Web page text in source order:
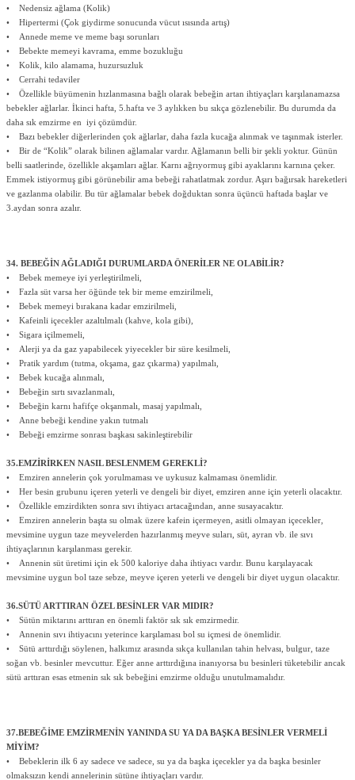
• Nedensiz ağlama (Kolik)
• Hipertermi (Çok giydirme sonucunda vücut ısısında artış)
• Annede meme ve meme başı sorunları
• Bebekte memeyi kavrama, emme bozukluğu
• Kolik, kilo alamama, huzursuzluk
• Cerrahi tedaviler
• Özellikle büyümenin hızlanmasına bağlı olarak bebeğin artan ihtiyaçları karşılanamazsa
bebekler ağlarlar. İkinci hafta, 5.hafta ve 3 aylıkken bu sıkça gözlenebilir. Bu durumda da
daha sık emzirme en iyi çözümdür.
• Bazı bebekler diğerlerinden çok ağlarlar, daha fazla kucağa alınmak ve taşınmak isterler.
• Bir de “Kolik” olarak bilinen ağlamalar vardır. Ağlamanın belli bir şekli yoktur. Günün
belli saatlerinde, özellikle akşamları ağlar. Karnı ağrıyormuş gibi ayaklarını karnına çeker.
Emmek istiyormuş gibi görünebilir ama bebeği rahatlatmak zordur. Aşırı bağırsak hareketleri
ve gazlanma olabilir. Bu tür ağlamalar bebek doğduktan sonra üçüncü haftada başlar ve
3.aydan sonra azalır.
34. BEBEĞİN AĞLADIĞI DURUMLARDA ÖNERİLER NE OLABİLİR?
• Bebek memeye iyi yerleştirilmeli,
• Fazla süt varsa her öğünde tek bir meme emzirilmeli,
• Bebek memeyi bırakana kadar emzirilmeli,
• Kafeinli içecekler azaltılmalı (kahve, kola gibi),
• Sigara içilmemeli,
• Alerji ya da gaz yapabilecek yiyecekler bir süre kesilmeli,
• Pratik yardım (tutma, okşama, gaz çıkarma) yapılmalı,
• Bebek kucağa alınmalı,
• Bebeğin sırtı sıvazlanmalı,
• Bebeğin karnı hafifçe okşanmalı, masaj yapılmalı,
• Anne bebeği kendine yakın tutmalı
• Bebeği emzirme sonrası başkası sakinleştirebilir
35.EMZİRİRKEN NASIL BESLENMEM GEREKLİ?
• Emziren annelerin çok yorulmaması ve uykusuz kalmaması önemlidir.
• Her besin grubunu içeren yeterli ve dengeli bir diyet, emziren anne için yeterli olacaktır.
• Özellikle emzirdikten sonra sıvı ihtiyacı artacağından, anne susayacaktır.
• Emziren annelerin başta su olmak üzere kafein içermeyen, asitli olmayan içecekler,
mevsimine uygun taze meyvelerden hazırlanmış meyve suları, süt, ayran vb. ile sıvı
ihtiyaçlarının karşılanması gerekir.
• Annenin süt üretimi için ek 500 kaloriye daha ihtiyacı vardır. Bunu karşılayacak
mevsimine uygun bol taze sebze, meyve içeren yeterli ve dengeli bir diyet uygun olacaktır.
36.SÜTÜ ARTTIRAN ÖZEL BESİNLER VAR MIDIR?
• Sütün miktarını arttıran en önemli faktör sık sık emzirmedir.
• Annenin sıvı ihtiyacını yeterince karşılaması bol su içmesi de önemlidir.
• Sütü arttırdığı söylenen, halkımız arasında sıkça kullanılan tahin helvası, bulgur, taze
soğan vb. besinler mevcuttur. Eğer anne arttırdığına inanıyorsa bu besinleri tüketebilir ancak
sütü arttıran esas etmenin sık sık bebeğini emzirme olduğu unutulmamalıdır.
37.BEBEĞİME EMZİRMENİN YANINDA SU YA DA BAŞKA BESİNLER VERMELİ
MİYİM?
• Bebeklerin ilk 6 ay sadece ve sadece, su ya da başka içecekler ya da başka besinler
olmaksızın kendi annelerinin sütüne ihtiyaçları vardır.